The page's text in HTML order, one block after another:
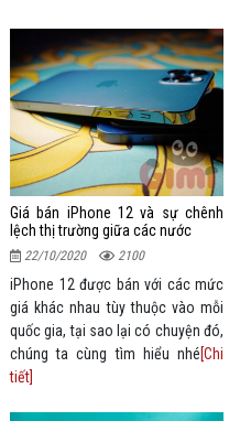
Giá bán iPhone 12 và sự chênh
lệch thị trường giữa các nước
22/10/2020 2100
iPhone 12 được bán với các mức
giá khác nhau tùy thuộc vào mỗi
quốc gia, tại sao lại có chuyện đó,
chúng ta cùng tìm hiểu nhé[Chi
tiết]